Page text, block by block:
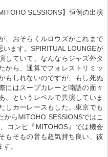
SESSIONS】恒例の出演
、おそらくルロウズがこれまで
ます。SPIRITUAL LOUNGEが
していて、なんならジャズ外タ
から、通算でフォレストリミッ
もしれないのですが、もし死ぬ
にはスープカレーと喃語の面々
、というレベルで共演していま
しカーレースもした。東京でも
らMITOHO SESSIONSではこ
コンピ『MITOHOS』では機会
もそもの音も超気持ち良い、彼
。